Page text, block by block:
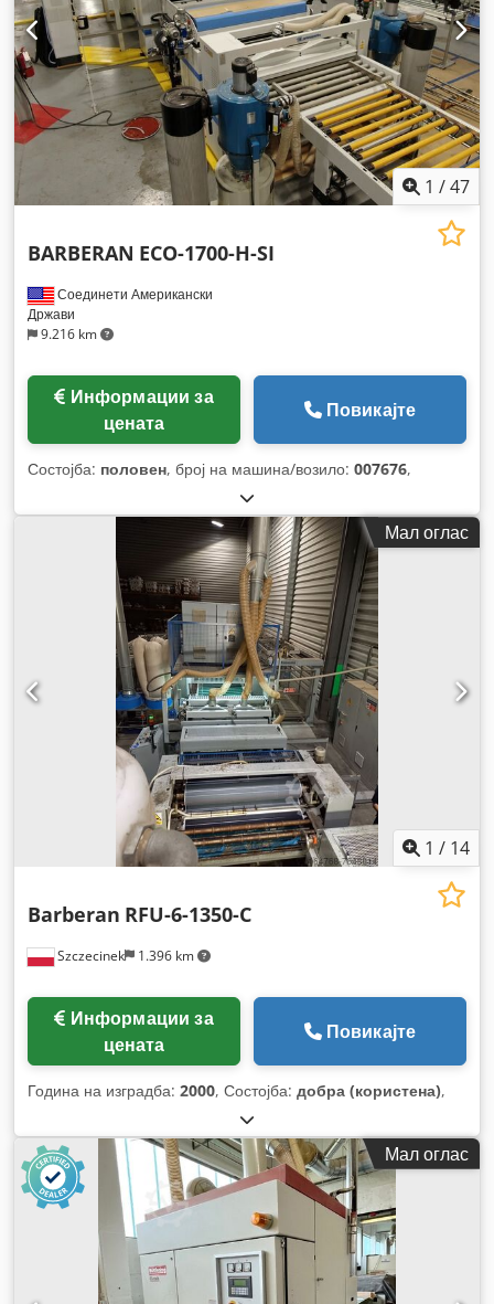
1 /47
Соединети Американски
Држави
9.216 km
BARBERAN ECO-1700-H-SI
цената
Повикајте
Состојба: половен, број на машина/возило: 007676,
Мал оглас
1 / 14
Szczecinek 1.396 km
Barberan RFU-6-1350-C
цената
Повикајте
Година на изградба: 2000, Состојба: добра (користена),
Мал оглас